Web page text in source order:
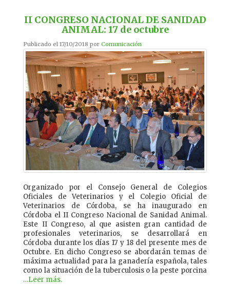
II CONGRESO NACIONAL DE SANIDAD
ANIMAL: 17 de octubre
Publicado el 17/10/2018 por Comunicación
Organizado por el Consejo General de Colegios
Oficiales de Veterinarios y el Colegio Oficial de
Veterinarios de Córdoba, se ha inaugurado en
Córdoba el II Congreso Nacional de Sanidad Animal.
Este II Congreso, al que asisten gran cantidad de
profesionales veterinarios, se desarrollará en
Córdoba durante los días 17 y 18 del presente mes de
Octubre. En dicho Congreso se abordarán temas de
máxima actualidad para la ganadería española, tales
como la situación de la tuberculosis o la peste porcina
…Leer más.